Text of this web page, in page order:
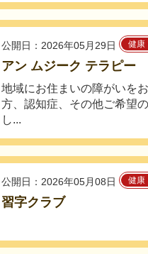
公開日：2026年05月29日 健康
アン ムジーク テラピー
地域にお住まいの障がいを
方、認知症、その他ご希望
し...
公開日：2026年05月08日 健康
習字クラブ